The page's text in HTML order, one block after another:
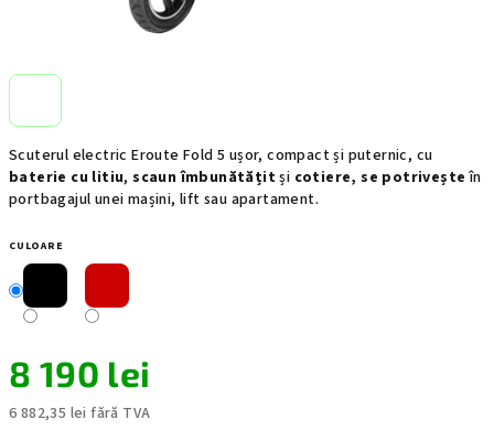
Scuterul electric Eroute Fold 5 ușor, compact și puternic, cu
baterie cu litiu,scaun îmbunătățitși cotiere, se potriveșteîn
portbagajul unei mașini, lift sau apartament.
CULOARE
8 190 lei
6 882,35 lei fără TVA